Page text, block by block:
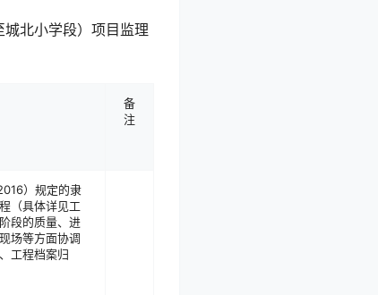
北小学段）项目监理
备
注
）规定的隶
（具体详见工
段的质量、进
场等方面协调
工程档案归